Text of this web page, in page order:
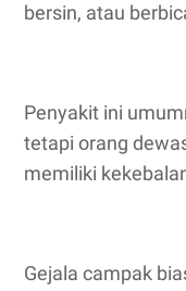
bersin, atau
Penyakit ini
tetapi orang
memiliki
Gejala campak